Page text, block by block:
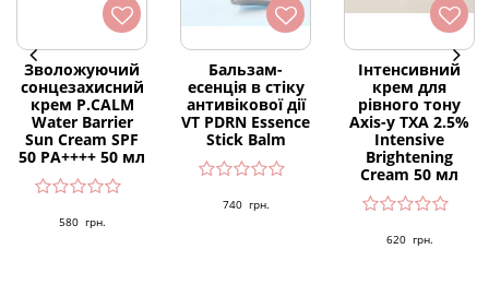
Зволожуючий
сонцезахисний
крем P.CALM
Water Barrier
Sun Cream SPF
50 PA++++ 50 мл
580 грн.
Бальзам-
есенція в стіку
антивікової дії
VT PDRN Essence
Stick Balm
740 грн.
Інтенсивний
крем для
рівного тону
Axis-y TXA 2.5%
Intensive
Brightening
Cream 50 мл
620 грн.